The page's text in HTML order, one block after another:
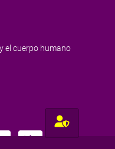
el cuerpo humano